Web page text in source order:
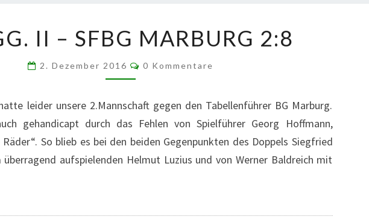
II
SFBG MARBURG
2:8
II – SFBG MARBURG 2:8
2. Dezember 2016 Kommentare
0 Kommentare
leider unsere 2.Mannschaft gegen den Tabellenführer BG Marburg.
gehandicapt durch das Fehlen von Spielführer Georg Hoffmann,
So blieb es bei den beiden Gegenpunkten des Doppels Siegfried
aufspielenden Helmut Luzius und von Werner Baldreich mit